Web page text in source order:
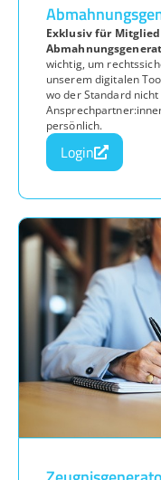
Exklusiv für
wichtig, um
unserem digitalen
wo der Standard
persönlich.
Login